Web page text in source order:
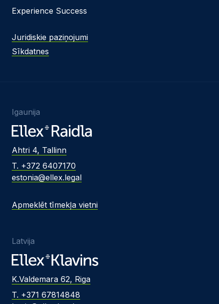
Experience Success
Juridiskie paziņojumi
Sīkdatnes
Igaunija
Ahtri 4, Tallinn
T. +372 6407170
estonia@ellex.legal
Apmeklēt tīmekļa vietni
Latvija
K.Valdemara 62, Riga
T. +371 67814848